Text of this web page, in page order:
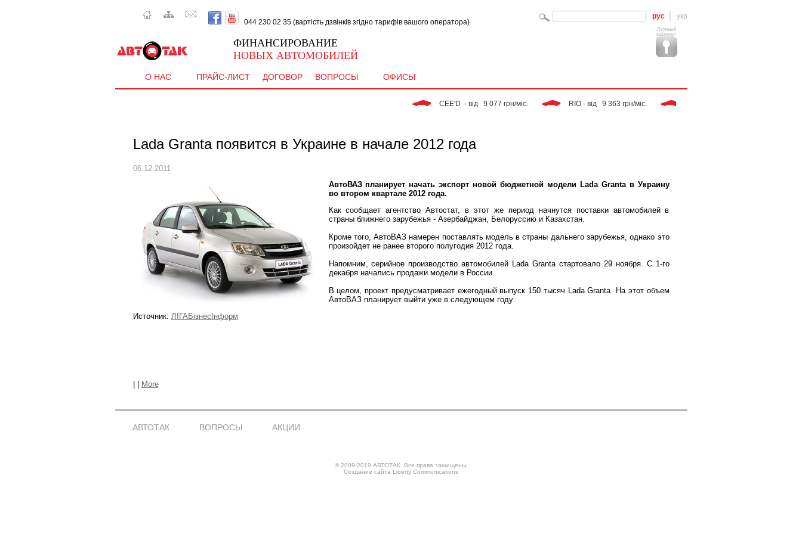
044 230 02 35 (вартість дзвінків згідно тарифів вашого оператора)
рус укр
ФИНАНСИРОВАНИЕ
НОВЫХ АВТОМОБИЛЕЙ
Личный
кабинет
О НАС ПРАЙС-ЛИСТ ДОГОВОР ВОПРОСЫ ОФИСЫ
CEE'D  - від   9 077 грн/міс. RIO - від   9 363 грн/міс. Tiggo - від   9 283 грн/міс.
Lada Granta появится в Украине в начале 2012 года
06.12.2011
АвтоВАЗ планирует начать экспорт новой бюджетной модели Lada Granta в Украину
во втором квартале 2012 года.
Как сообщает агентство Автостат, в этот же период начнутся поставки автомобилей в
страны ближнего зарубежья - Азербайджан, Белоруссию и Казахстан.
Кроме того, АвтоВАЗ намерен поставлять модель в страны дальнего зарубежья, однако это
произойдет не ранее второго полугодия 2012 года.
Напомним, серийное производство автомобилей Lada Granta стартовало 29 ноября. С 1-го
декабря начались продажи модели в России.
В целом, проект предусматривает ежегодный выпуск 150 тысяч Lada Granta. На этот объем
АвтоВАЗ планирует выйти уже в следующем году
Источник: ЛIГАБiзнесIнформ
More
АВТОТАК ВОПРОСЫ АКЦИИ
© 2009-2019 АВТОТАК. Все права защищены.
Создание сайта Liberty Communications